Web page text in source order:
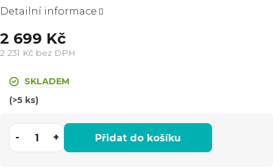
2 699 Kč
2 231 Kč bez DPH
cena:SKLADEM
(>5 ks)
Přidat do košíku
Detailní informace